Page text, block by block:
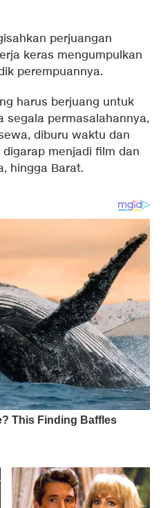
perjuangan
keras mengumpulkan
perempuannya.
harus berjuang untuk
segala permasalahannya,
diburu waktu dan
menjadi film dan
hingga Barat.